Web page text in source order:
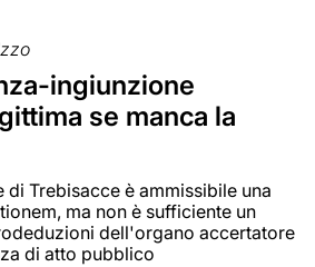
ingiunzione
se manca la
di Trebisacce è ammissibile una
ma non è sufficiente un
dell'organo accertatore
di atto pubblico